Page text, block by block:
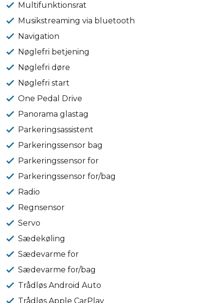
Multifunktionsrat
Musikstreaming via bluetooth
Navigation
Nøglefri betjening
Nøglefri døre
Nøglefri start
One Pedal Drive
Panorama glastag
Parkeringsassistent
Parkeringssensor bag
Parkeringssensor for
Parkeringssensor for/bag
Radio
Regnsensor
Servo
Sædekøling
Sædevarme for
Sædevarme for/bag
Trådløs Android Auto
Trådløs Apple CarPlay